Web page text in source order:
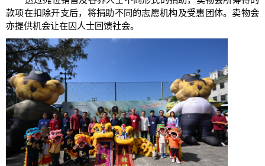
款项在扣除开支后，将捐助不同的志愿机构及受惠团体。卖物会
亦提供机会让在囚人士回馈社会。